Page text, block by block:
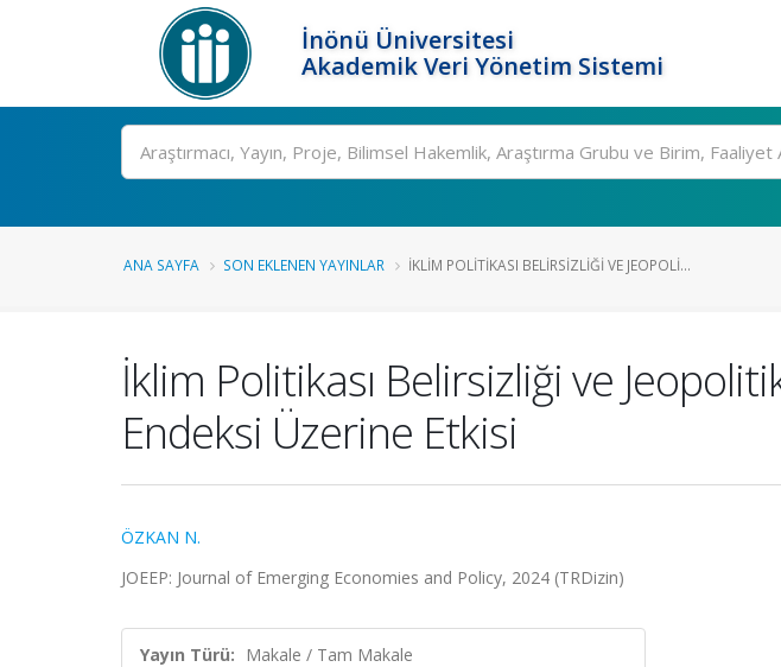
İnönü Üniversitesi
Akademik Veri Yönetim Sistemi
Ara
ANA SAYFA SON EKLENEN YAYINLAR İKLIM POLITIKASI BELIRSIZLIĞI VE JEOPOLI...
İklim Politikası Belirsizliği ve
Endeksi Üzerine Etkisi
ÖZKAN N.
JOEEP: Journal of Emerging Economies and Policy, 2024 (TRDizin)
Yayın Türü: Makale / Tam Makale